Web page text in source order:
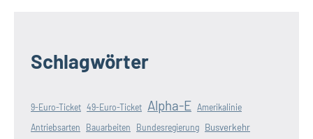
Schlagwörter
9-Euro-Ticket 49-Euro-Ticket Alpha-E Amerikalinie
Antriebsarten Bauarbeiten Bundesregierung Busverkehr